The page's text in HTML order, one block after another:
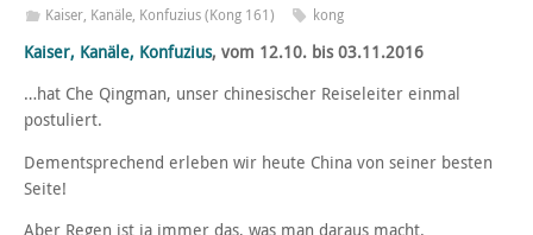
Kaiser, Kanäle, Konfuzius (Kong 161)
kong
Kaiser, Kanäle, Konfuzius, vom 12.10. bis 03.11.2016
…hat Che Qingman, unser chinesischer Reiseleiter einmal
postuliert.
Dementsprechend erleben wir heute China von seiner besten
Seite!